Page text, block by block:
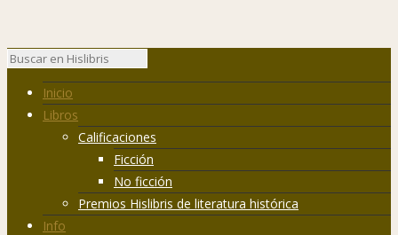
Inicio
Libros
Calificaciones
Ficción
No ficción
Premios Hislibris de literatura histórica
Info